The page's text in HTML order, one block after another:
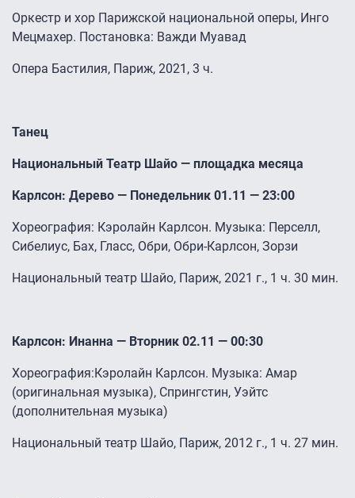
Оркестр и хор Парижской национальной оперы, Инго
Мецмахер. Постановка: Важди Муавад
Опера Бастилия, Париж, 2021, 3 ч.
Танец
Национальный Театр Шайо — площадка месяца
Карлсон: Дерево — Понедельник 01.11 — 23:00
Хореография: Кэролайн Карлсон. Музыка: Перселл,
Сибелиус, Бах, Гласс, Обри, Обри-Карлсон, Зорзи
Национальный театр Шайо, Париж, 2021 г., 1 ч. 30 мин.
Карлсон: Инанна — Вторник 02.11 — 00:30
Хореография:Кэролайн Карлсон. Музыка: Амар
(оригинальная музыка), Спрингстин, Уэйтс
(дополнительная музыка)
Национальный театр Шайо, Париж, 2012 г., 1 ч. 27 мин.